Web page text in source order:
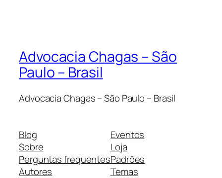
Advocacia Chagas – São
Paulo – Brasil
Advocacia Chagas – São Paulo – Brasil
Blog
Sobre
Perguntas frequentes
Autores
Eventos
Loja
Padrões
Temas